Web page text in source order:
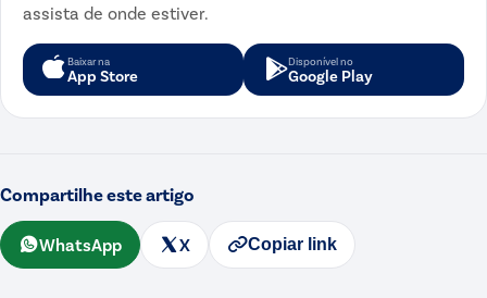
assista de onde estiver.
Baixar na
App Store
Disponível no
Google Play
Compartilhe este artigo
WhatsApp X Copiar link